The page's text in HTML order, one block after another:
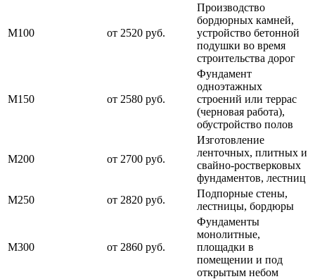
М100 от 2520 руб.
Производство
бордюрных камней,
устройство бетонной
подушки во время
строительства дорог
М150 от 2580 руб.
Фундамент
одноэтажных
строений или террас
(черновая работа),
обустройство полов
М200 от 2700 руб.
Изготовление
ленточных, плитных и
свайно-ростверковых
фундаментов, лестниц
М250
от 2820 руб.
Подпорные стены,
лестницы, бордюры
М300 от 2860 руб.
Фундаменты
монолитные,
площадки в
помещении и под
открытым небом